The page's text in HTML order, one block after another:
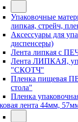
Упаковочные
липкая, стрейч,
Аксессуары для
диспенсеры)
Лента липкая с
Лента ЛИПКАЯ,
"СКОТЧ"
Пленка пищевая
стола"
Пленка
лента 44мм,